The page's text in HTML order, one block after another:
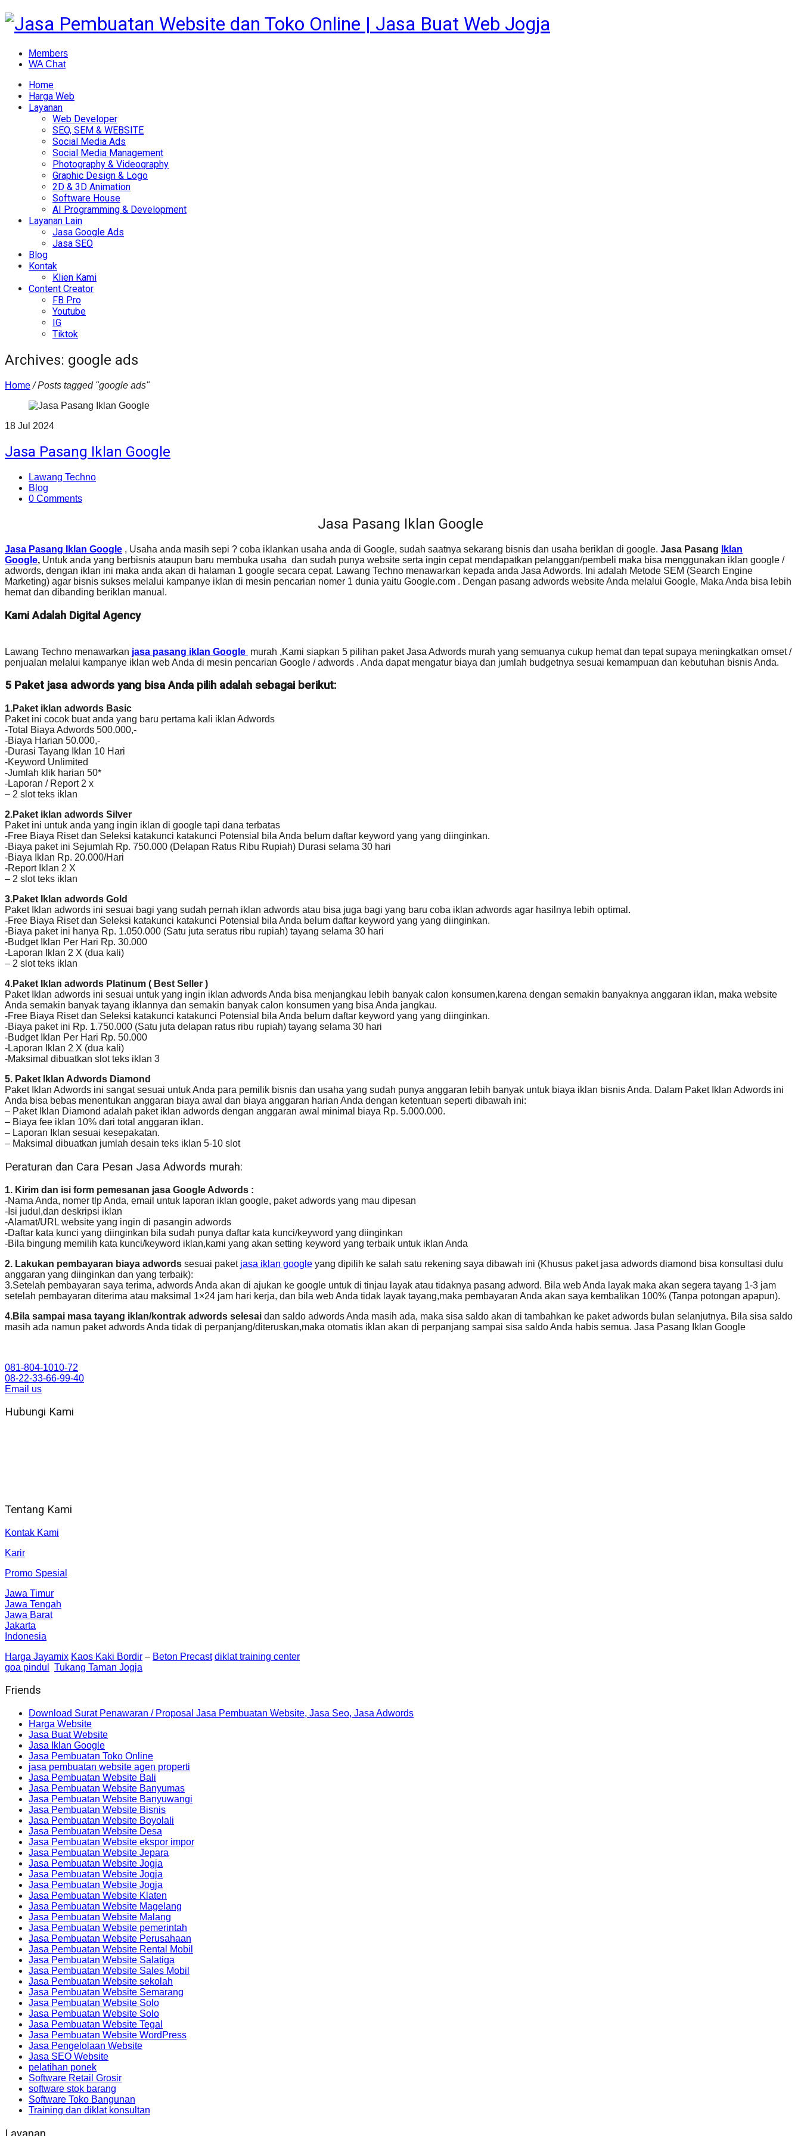
Members
WA Chat
Home
Harga Web
Layanan
Web Developer
SEO, SEM & WEBSITE
Social Media Ads
Social Media Management
Photography & Videography
Graphic Design & Logo
2D & 3D Animation
Software House
AI Programming & Development
Layanan Lain
Jasa Google Ads
Jasa SEO
Blog
Kontak
Klien Kami
Content Creator
FB Pro
Youtube
IG
Tiktok
Archives: google ads
Home / Posts tagged "google ads"
18 Jul 2024
Jasa Pasang Iklan Google
Lawang Techno
Blog
0 Comments
Jasa Pasang Iklan Google
Jasa Pasang Iklan Google , Usaha anda masih sepi ? coba iklankan usaha anda di Google, sudah saatnya sekarang bisnis dan usaha beriklan di google. Jasa Pasang
Iklan
Google, Untuk anda yang berbisnis ataupun baru membuka usaha dan sudah punya website serta ingin cepat mendapatkan pelanggan/pembeli maka bisa menggunakan iklan google /
adwords, dengan iklan ini maka anda akan di halaman 1 google secara cepat. Lawang Techno menawarkan kepada anda Jasa Adwords. Ini adalah Metode SEM (Search Engine
Marketing) agar bisnis sukses melalui kampanye iklan di mesin pencarian nomer 1 dunia yaitu Google.com . Dengan pasang adwords website Anda melalui Google, Maka Anda bisa lebih
hemat dan dibanding beriklan manual.
Kami Adalah Digital Agency
Lawang Techno menawarkan jasa pasang iklan Google murah ,Kami siapkan 5 pilihan paket Jasa Adwords murah yang semuanya cukup hemat dan tepat supaya meningkatkan omset /
penjualan melalui kampanye iklan web Anda di mesin pencarian Google / adwords . Anda dapat mengatur biaya dan jumlah budgetnya sesuai kemampuan dan kebutuhan bisnis Anda.
5 Paket jasa adwords yang bisa Anda pilih adalah sebagai berikut:
1.Paket iklan adwords Basic
Paket ini cocok buat anda yang baru pertama kali iklan Adwords
-Total Biaya Adwords 500.000,-
-Biaya Harian 50.000,-
-Durasi Tayang Iklan 10 Hari
-Keyword Unlimited
-Jumlah klik harian 50*
-Laporan / Report 2 x
– 2 slot teks iklan
2.Paket iklan adwords Silver
Paket ini untuk anda yang ingin iklan di google tapi dana terbatas
-Free Biaya Riset dan Seleksi katakunci katakunci Potensial bila Anda belum daftar keyword yang yang diinginkan.
-Biaya paket ini Sejumlah Rp. 750.000 (Delapan Ratus Ribu Rupiah) Durasi selama 30 hari
-Biaya Iklan Rp. 20.000/Hari
-Report Iklan 2 X
– 2 slot teks iklan
3.Paket Iklan adwords Gold
Paket Iklan adwords ini sesuai bagi yang sudah pernah iklan adwords atau bisa juga bagi yang baru coba iklan adwords agar hasilnya lebih optimal.
-Free Biaya Riset dan Seleksi katakunci katakunci Potensial bila Anda belum daftar keyword yang yang diinginkan.
-Biaya paket ini hanya Rp. 1.050.000 (Satu juta seratus ribu rupiah) tayang selama 30 hari
-Budget Iklan Per Hari Rp. 30.000
-Laporan Iklan 2 X (dua kali)
– 2 slot teks iklan
4.Paket Iklan adwords Platinum ( Best Seller )
Paket Iklan adwords ini sesuai untuk yang ingin iklan adwords Anda bisa menjangkau lebih banyak calon konsumen,karena dengan semakin banyaknya anggaran iklan, maka website
Anda semakin banyak tayang iklannya dan semakin banyak calon konsumen yang bisa Anda jangkau.
-Free Biaya Riset dan Seleksi katakunci katakunci Potensial bila Anda belum daftar keyword yang yang diinginkan.
-Biaya paket ini Rp. 1.750.000 (Satu juta delapan ratus ribu rupiah) tayang selama 30 hari
-Budget Iklan Per Hari Rp. 50.000
-Laporan Iklan 2 X (dua kali)
-Maksimal dibuatkan slot teks iklan 3
5. Paket Iklan Adwords Diamond
Paket Iklan Adwords ini sangat sesuai untuk Anda para pemilik bisnis dan usaha yang sudah punya anggaran lebih banyak untuk biaya iklan bisnis Anda. Dalam Paket Iklan Adwords ini
Anda bisa bebas menentukan anggaran biaya awal dan biaya anggaran harian Anda dengan ketentuan seperti dibawah ini:
– Paket Iklan Diamond adalah paket iklan adwords dengan anggaran awal minimal biaya Rp. 5.000.000.
– Biaya fee iklan 10% dari total anggaran iklan.
– Laporan Iklan sesuai kesepakatan.
– Maksimal dibuatkan jumlah desain teks iklan 5-10 slot
Peraturan dan Cara Pesan Jasa Adwords murah:
1. Kirim dan isi form pemesanan jasa Google Adwords :
-Nama Anda, nomer tlp Anda, email untuk laporan iklan google, paket adwords yang mau dipesan
-Isi judul,dan deskripsi iklan
-Alamat/URL website yang ingin di pasangin adwords
-Daftar kata kunci yang diinginkan bila sudah punya daftar kata kunci/keyword yang diinginkan
-Bila bingung memilih kata kunci/keyword iklan,kami yang akan setting keyword yang terbaik untuk iklan Anda
2. Lakukan pembayaran biaya adwords sesuai paket jasa iklan google yang dipilih ke salah satu rekening saya dibawah ini (Khusus paket jasa adwords diamond bisa konsultasi dulu
anggaran yang diinginkan dan yang terbaik):
3.Setelah pembayaran saya terima, adwords Anda akan di ajukan ke google untuk di tinjau layak atau tidaknya pasang adword. Bila web Anda layak maka akan segera tayang 1-3 jam
setelah pembayaran diterima atau maksimal 1×24 jam hari kerja, dan bila web Anda tidak layak tayang,maka pembayaran Anda akan saya kembalikan 100% (Tanpa potongan apapun).
4.Bila sampai masa tayang iklan/kontrak adwords selesai dan saldo adwords Anda masih ada, maka sisa saldo akan di tambahkan ke paket adwords bulan selanjutnya. Bila sisa saldo
masih ada namun paket adwords Anda tidak di perpanjang/diteruskan,maka otomatis iklan akan di perpanjang sampai sisa saldo Anda habis semua. Jasa Pasang Iklan Google
081-804-1010-72
08-22-33-66-99-40
Email us
Hubungi Kami
Tentang Kami
Kontak Kami
Karir
Promo Spesial
Jawa Timur
Jawa Tengah
Jawa Barat
Jakarta
Indonesia
Harga Jayamix Kaos Kaki Bordir – Beton Precast diklat training center
goa pindul
Tukang Taman Jogja
Friends
Download Surat Penawaran / Proposal Jasa Pembuatan Website, Jasa Seo, Jasa Adwords
Harga Website
Jasa Buat Website
Jasa Iklan Google
Jasa Pembuatan Toko Online
jasa pembuatan website agen properti
Jasa Pembuatan Website Bali
Jasa Pembuatan Website Banyumas
Jasa Pembuatan Website Banyuwangi
Jasa Pembuatan Website Bisnis
Jasa Pembuatan Website Boyolali
Jasa Pembuatan Website Desa
Jasa Pembuatan Website ekspor impor
Jasa Pembuatan Website Jepara
Jasa Pembuatan Website Jogja
Jasa Pembuatan Website Jogja
Jasa Pembuatan Website Jogja
Jasa Pembuatan Website Klaten
Jasa Pembuatan Website Magelang
Jasa Pembuatan Website Malang
Jasa Pembuatan Website pemerintah
Jasa Pembuatan Website Perusahaan
Jasa Pembuatan Website Rental Mobil
Jasa Pembuatan Website Salatiga
Jasa Pembuatan Website Sales Mobil
Jasa Pembuatan Website sekolah
Jasa Pembuatan Website Semarang
Jasa Pembuatan Website Solo
Jasa Pembuatan Website Solo
Jasa Pembuatan Website Tegal
Jasa Pembuatan Website WordPress
Jasa Pengelolaan Website
Jasa SEO Website
pelatihan ponek
Software Retail Grosir
software stok barang
Software Toko Bangunan
Training dan diklat konsultan